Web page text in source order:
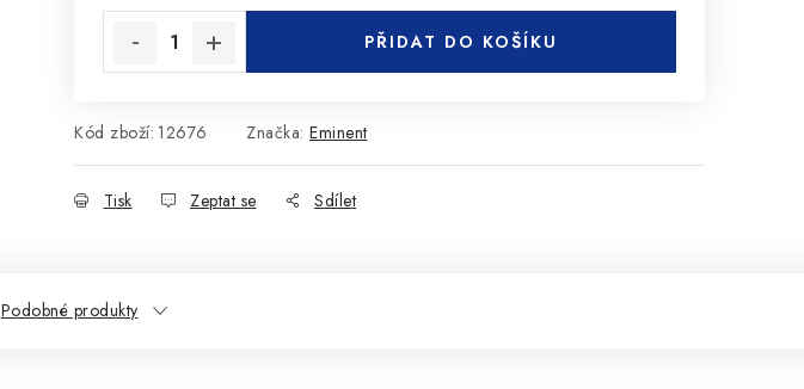
PŘIDAT DO KOŠÍKU
Kód zboží: 12676 Značka: Eminent
Tisk Zeptat se Sdílet
Podobné produkty